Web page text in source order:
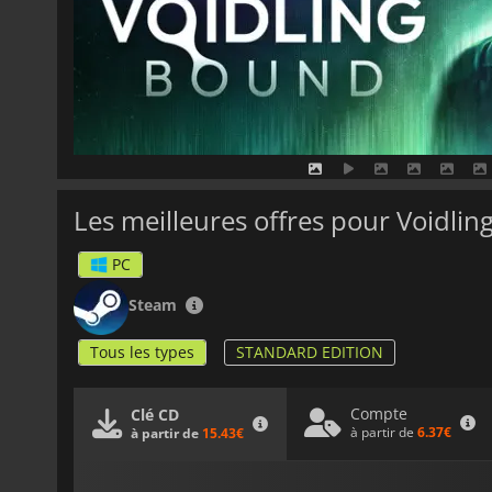
Les meilleures offres pour
PC
Steam
Tous les types STANDARD EDITION
Clé CD
à partir de 15.43€
Compte
à partir de 6.37€